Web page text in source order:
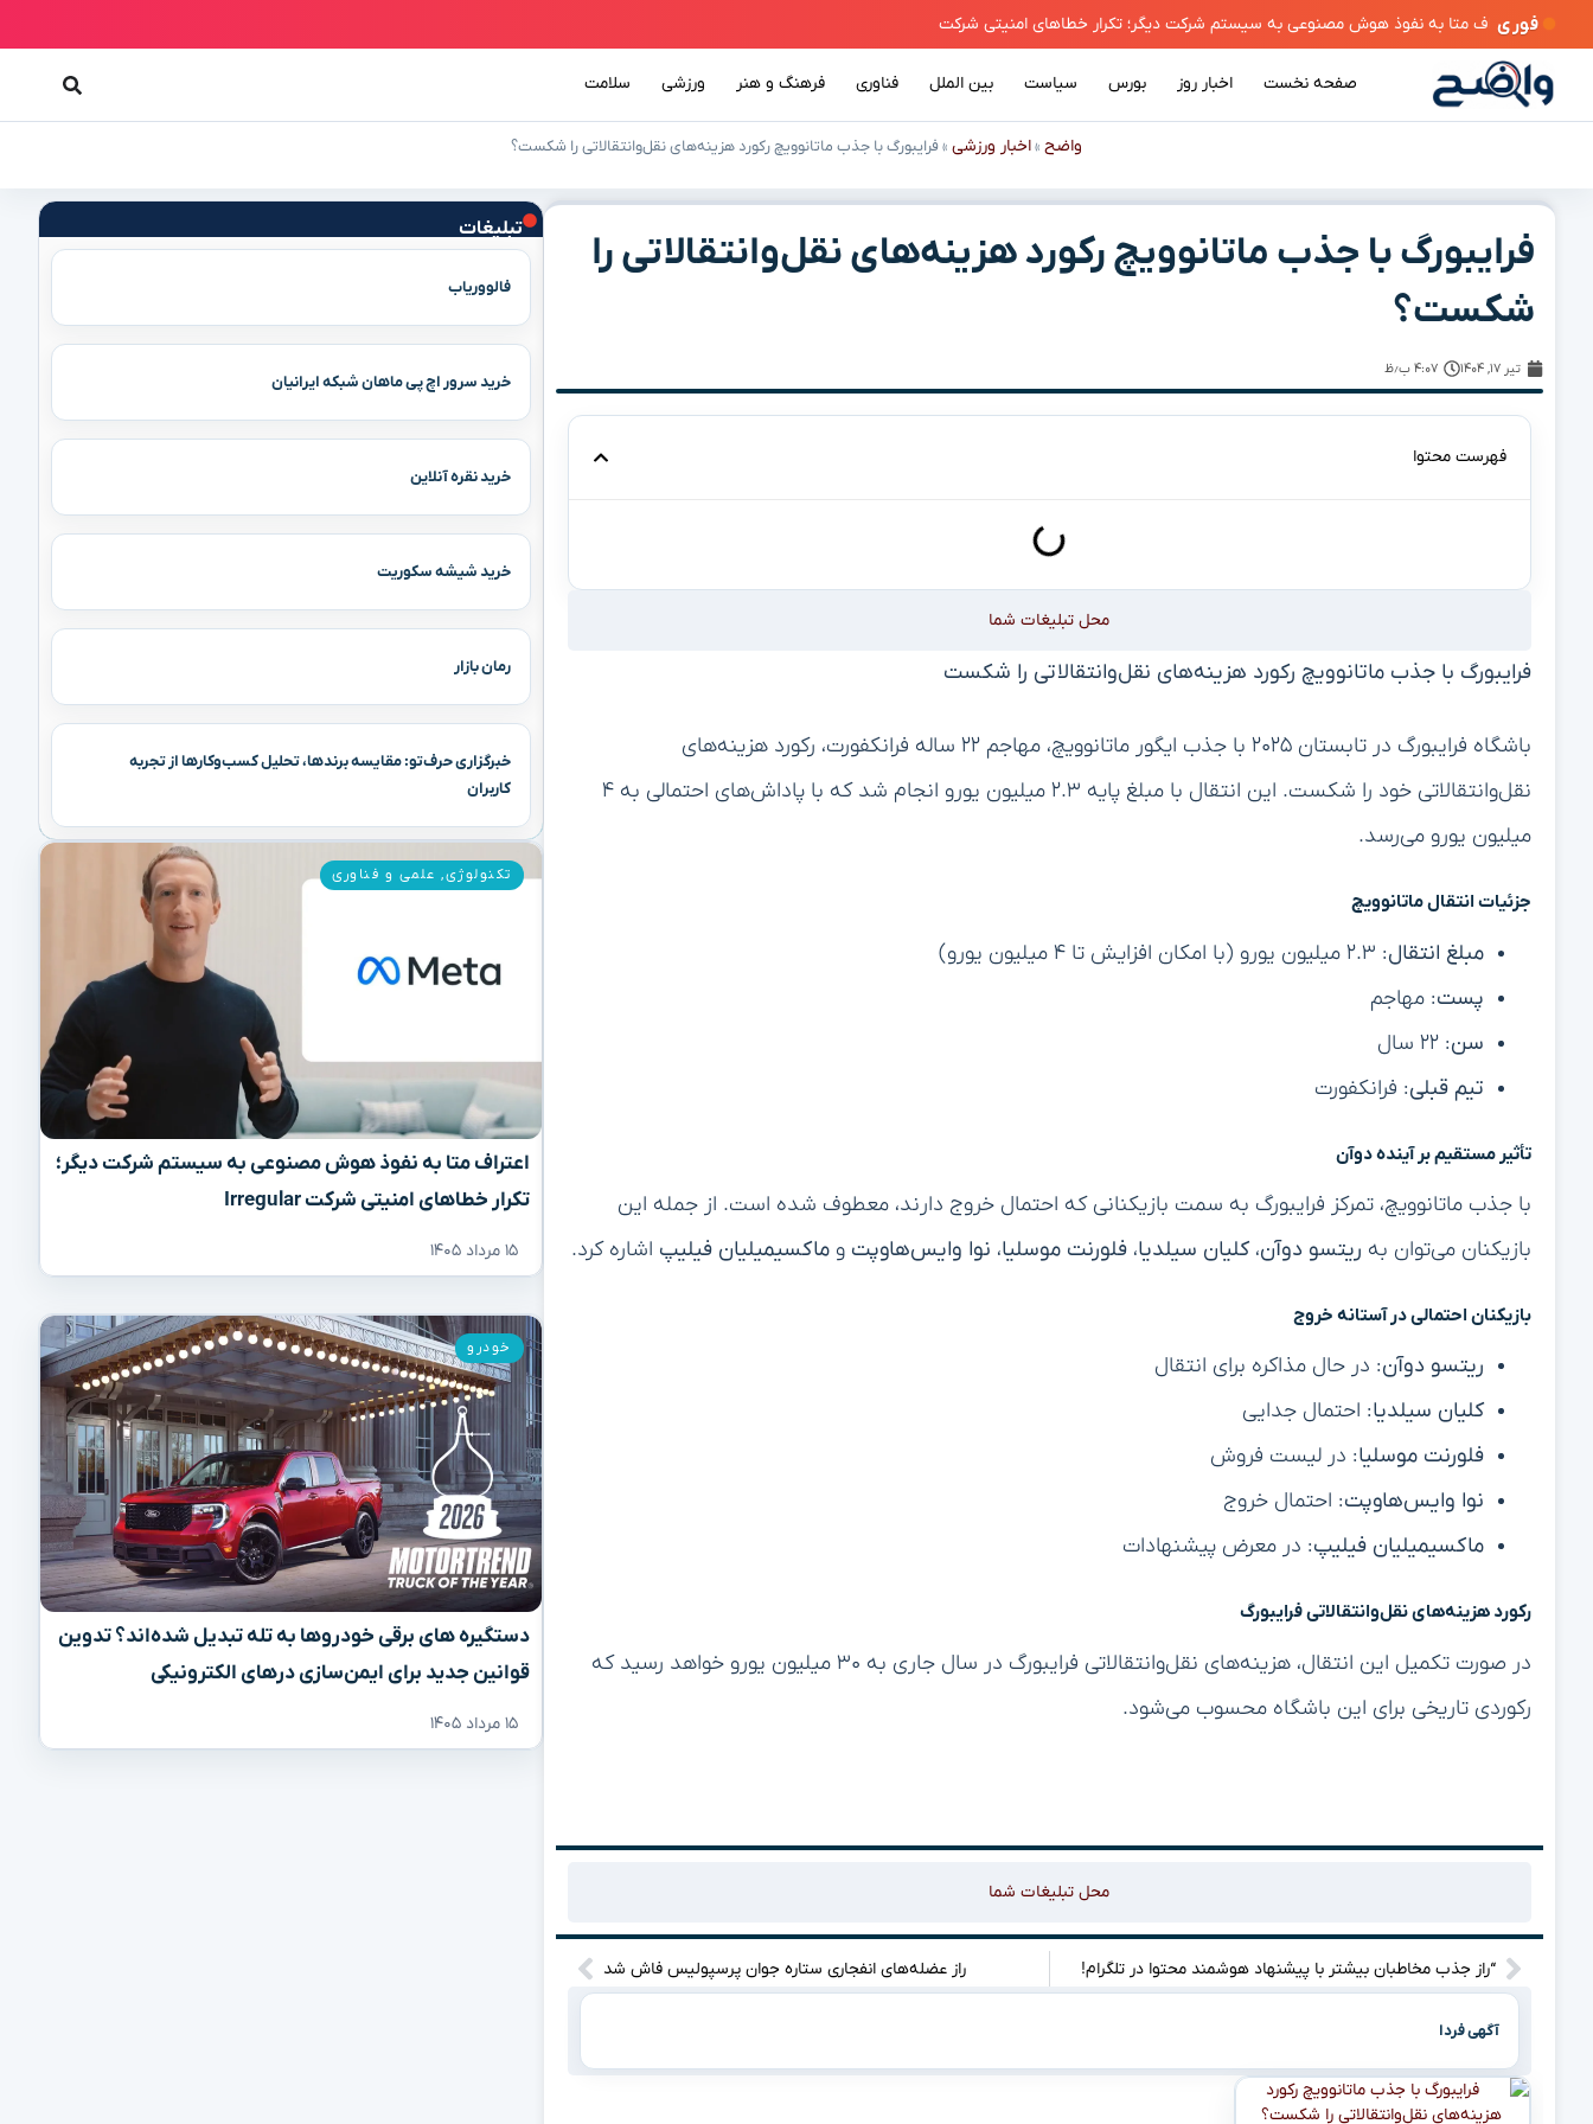
فوری
صفحه نخست اخبار روز بورس سیاست بین الملل فناوری فرهنگ و هنر ورزشی سلامت
واضح »اخبار ورزشی »فرایبورگ با جذب ماتانوویچ رکورد هزینه‌های نقل‌وانتقالاتی را شکست؟
تبلیغات
فالووریاب
خرید سرور اچ پی ماهان شبکه ایرانیان
خرید نقره آنلاین
خرید شیشه سکوریت
رمان بازار
خبرگزاری حرف‌تو: مقایسه برندها، تحلیل کسب‌وکارها از تجربه
کاربران
اعتراف متا به نفوذ هوش مصنوعی به سیستم شرکت دیگر؛
تکرار خطاهای امنیتی شرکت Irregular
۱۵ مرداد ۱۴۰۵
تکنولوژی, علمی و فناوری
دستگیره‌ های برقی خودروها به تله تبدیل شده‌اند؟ تدوین
قوانین جدید برای ایمن‌سازی درهای الکترونیکی
۱۵ مرداد ۱۴۰۵
خودرو
فرایبورگ با جذب ماتانوویچ رکورد هزینه‌های نقل‌وانتقالاتی را
شکست؟
تیر ۱۷, ۱۴۰۴ ۴:۰۷ ب٫ظ
فهرست محتوا
محل تبلیغات شما
فرایبورگ با جذب ماتانوویچ رکورد هزینه‌های نقل‌وانتقالاتی را شکست
باشگاه فرایبورگ در تابستان ۲۰۲۵ با جذب ایگور ماتانوویچ، مهاجم ۲۲ ساله فرانکفورت، رکورد هزینه‌های
نقل‌وانتقالاتی خود را شکست. این انتقال با مبلغ پایه ۲.۳ میلیون یورو انجام شد که با پاداش‌های احتمالی به ۴
میلیون یورو می‌رسد.
جزئیات انتقال ماتانوویچ
مبلغ انتقال: ۲.۳ میلیون یورو (با امکان افزایش تا ۴ میلیون یورو)
پست: مهاجم
سن: ۲۲ سال
تیم قبلی: فرانکفورت
تأثیر مستقیم بر آینده دوآن
با جذب ماتانوویچ، تمرکز فرایبورگ به سمت بازیکنانی که احتمال خروج دارند، معطوف شده است. از جمله این
بازیکنان می‌توان به ریتسو دوآن،کلیان سیلدیا،فلورنت موسلیا، نوا وایس‌هاوپت وماکسیمیلیان فیلیپ اشاره کرد.
بازیکنان احتمالی در آستانه خروج
ریتسو دوآن: در حال مذاکره برای انتقال
کلیان سیلدیا: احتمال جدایی
فلورنت موسلیا: در لیست فروش
نوا وایس‌هاوپت: احتمال خروج
ماکسیمیلیان فیلیپ: در معرض پیشنهادات
رکورد هزینه‌های نقل‌وانتقالاتی فرایبورگ
در صورت تکمیل این انتقال، هزینه‌های نقل‌وانتقالاتی فرایبورگ در سال جاری به ۳۰ میلیون یورو خواهد رسید که
رکوردی تاریخی برای این باشگاه محسوب می‌شود.
محل تبلیغات شما
“راز جذب مخاطبان بیشتر با پیشنهاد هوشمند محتوا در تلگرام! راز عضله‌های انفجاری ستاره جوان پرسپولیس فاش شد
آگهی فردا